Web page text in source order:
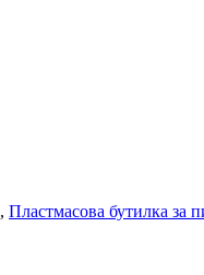
, Пластмасова бутилка за